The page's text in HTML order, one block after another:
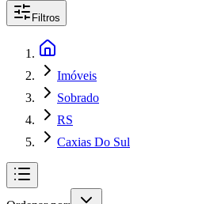
Filtros
Imóveis
Sobrado
RS
Caxias Do Sul